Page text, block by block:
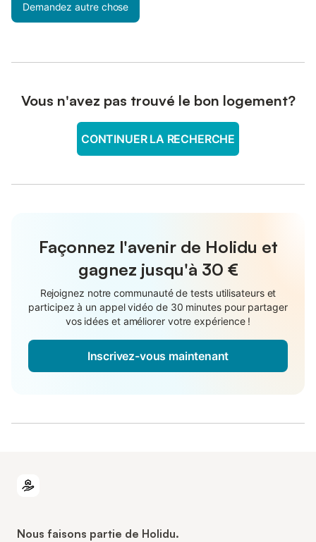
Demandez autre chose
Vous n'avez pas trouvé le bon logement?
CONTINUER LA RECHERCHE
Façonnez l'avenir de Holidu et
gagnez jusqu'à 30 €
Rejoignez notre communauté de tests utilisateurs et
participez à un appel vidéo de 30 minutes pour partager
vos idées et améliorer votre expérience !
Inscrivez-vous maintenant
Nous faisons partie de Holidu.